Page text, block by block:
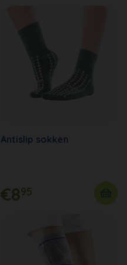
Antislip sokken
€895